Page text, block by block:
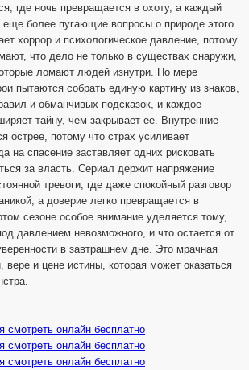
где ночь превращается в охоту, а каждый
еще более пугающие вопросы о природе этого
хоррор и психологическое давление, потому
что дело не только в существах снаружи,
ломают людей изнутри. По мере
пытаются собрать единую картину из знаков,
и обманчивых подсказок, и каждое
тайну, чем закрывает ее. Внутренние
острее, потому что страх усиливает
на спасение заставляет одних рисковать
за власть. Сериал держит напряжение
тревоги, где даже спокойный разговор
а доверие легко превращается в
сезоне особое внимание уделяется тому,
давлением невозможного, и что остается от
в завтрашнем дне. Это мрачная
вере и цене истины, которая может оказаться
смотреть онлайн бесплатно
смотреть онлайн бесплатно
смотреть онлайн бесплатно